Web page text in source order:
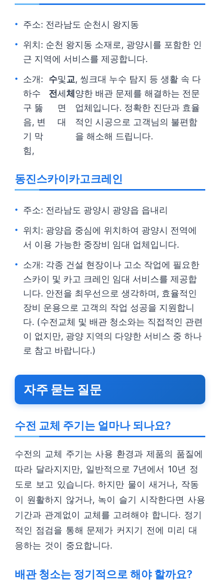
주소: 전라남도 순천시 왕지동
위치: 순천 왕지동 소재로, 광양시를 포함한 인
근 지역에 서비스를 제공합니다.
소개:
하수
구 뚫
음, 변
기 막
힘,
수
전
및
세
면
대
교
체
, 씽크대 누수 탐지 등 생활 속 다
양한 배관 문제를 해결하는 전문
업체입니다. 정확한 진단과 효율
적인 시공으로 고객님의 불편함
을 해소해 드립니다.
동진스카이카고크레인
주소: 전라남도 광양시 광양읍 읍내리
위치: 광양읍 중심에 위치하여 광양시 전역에
서 이용 가능한 중장비 임대 업체입니다.
소개: 각종 건설 현장이나 고소 작업에 필요한
스카이 및 카고 크레인 임대 서비스를 제공합
니다. 안전을 최우선으로 생각하며, 효율적인
장비 운용으로 고객의 작업 성공을 지원합니
다. (수전교체 및 배관 청소와는 직접적인 관련
이 없지만, 광양 지역의 다양한 서비스 중 하나
로 참고 바랍니다.)
자주 묻는 질문
수전 교체 주기는 얼마나 되나요?
수전의 교체 주기는 사용 환경과 제품의 품질에
따라 달라지지만, 일반적으로 7년에서 10년 정
도로 보고 있습니다. 하지만 물이 새거나, 작동
이 원활하지 않거나, 녹이 슬기 시작한다면 사용
기간과 관계없이 교체를 고려해야 합니다. 정기
적인 점검을 통해 문제가 커지기 전에 미리 대
응하는 것이 중요합니다.
배관 청소는 정기적으로 해야 할까요?